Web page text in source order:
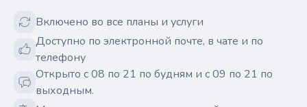
Включено во все планы и услуги
Доступно по электронной почте, в чате и по
телефону
Открыто с 08 по 21 по будням и с 09 по 21 по
выходным.